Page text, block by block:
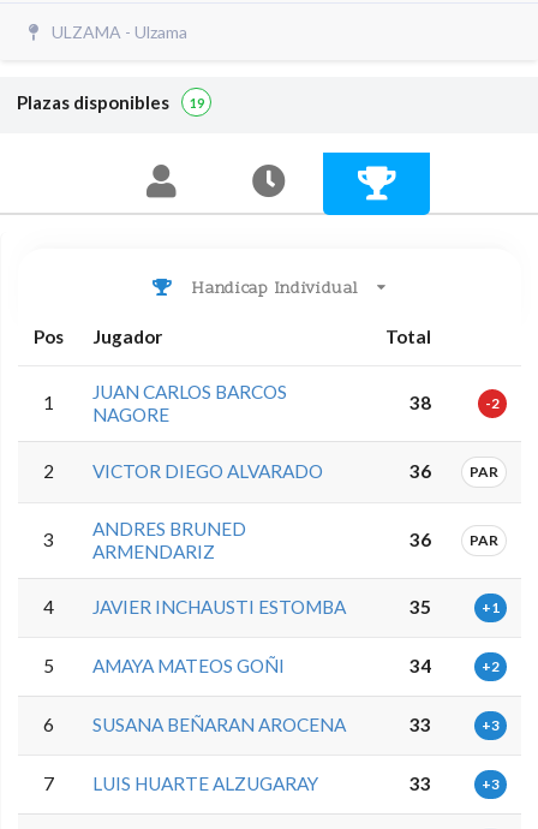
ULZAMA - Ulzama
Plazas disponibles 19
Handicap Individual
Pos Jugador Total
1
JUAN CARLOS BARCOS
NAGORE
38 -2
2 VICTOR DIEGO ALVARADO 36 PAR
3
ANDRES BRUNED
ARMENDARIZ
36 PAR
4 JAVIER INCHAUSTI ESTOMBA 35 +1
5 AMAYA MATEOS GOÑI 34 +2
6 SUSANA BEÑARAN AROCENA 33 +3
7 LUIS HUARTE ALZUGARAY 33 +3